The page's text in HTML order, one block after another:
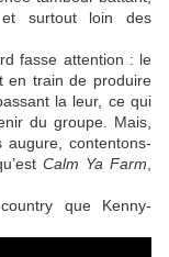
surtout loin des
fasse attention : le
en train de produire
la leur, ce qui
du groupe. Mais,
contentons-
Calm Ya Farm
queKenny-